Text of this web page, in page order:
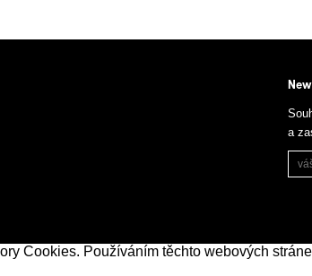
a
Cookies. Používáním těchto webových